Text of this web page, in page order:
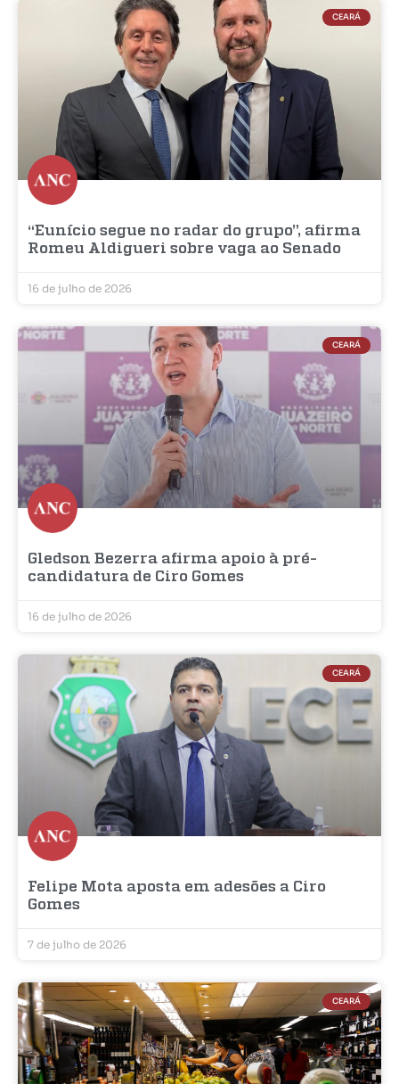
CEARÁ
“Eunício segue no radar do grupo”, afirma
Romeu Aldigueri sobre vaga ao Senado
16 de julho de 2026
CEARÁ
Gledson Bezerra afirma apoio à pré-
candidatura de Ciro Gomes
16 de julho de 2026
CEARÁ
Felipe Mota aposta em adesões a Ciro
Gomes
7 de julho de 2026
CEARÁ